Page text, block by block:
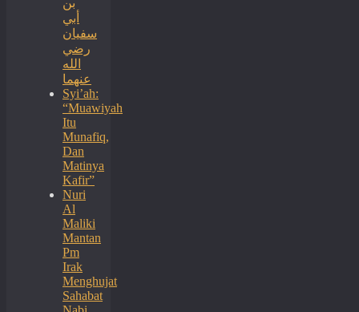
أبي
سفيان
رضي
الله
عنهما
Syi’ah:
“Muawiyah
Itu
Munafiq,
Dan
Matinya
Kafir”
Nuri
Al
Maliki
Mantan
Pm
Irak
Menghujat
Sahabat